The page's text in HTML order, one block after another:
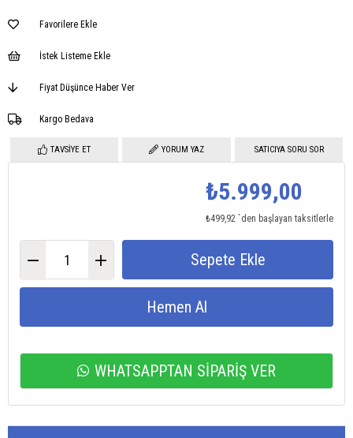
Favorilere Ekle
İstek Listeme Ekle
Fiyat Düşünce Haber Ver
Kargo Bedava
TAVSIYE ET YORUM YAZ SATICIYA SORU SOR
₺5.999,00
₺499,92 `den başlayan taksitlerle
WHATSAPPTAN SİPARİŞ VER